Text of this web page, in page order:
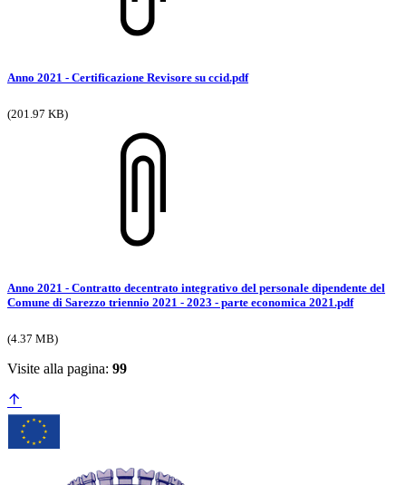
Anno 2021 - Certificazione Revisore su ccid.pdf
(201.97 KB)
Anno 2021 - Contratto decentrato integrativo del personale dipendente del
Comune di Sarezzo triennio 2021 - 2023 - parte economica 2021.pdf
(4.37 MB)
Visite alla pagina: 99